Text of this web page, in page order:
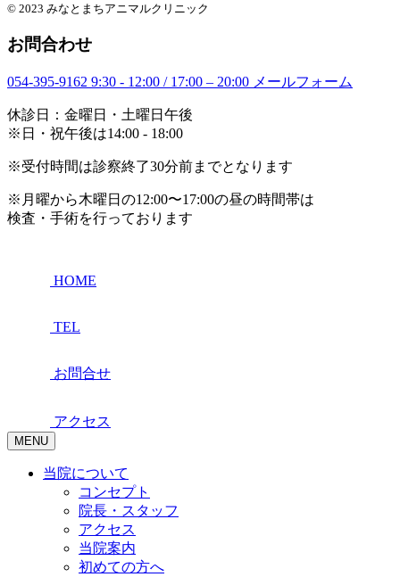
© 2023 みなとまちアニマルクリニック
お問合わせ
054-395-9162 9:30 - 12:00 / 17:00 – 20:00 メールフォーム
休診日：金曜日・土曜日午後
※日・祝午後は14:00 - 18:00
※受付時間は診察終了30分前までとなります
※月曜から木曜日の12:00〜17:00の昼の時間帯は
検査・手術を行っております
HOME
TEL
お問合せ
アクセス
MENU
当院について
コンセプト
院長・スタッフ
アクセス
当院案内
初めての方へ